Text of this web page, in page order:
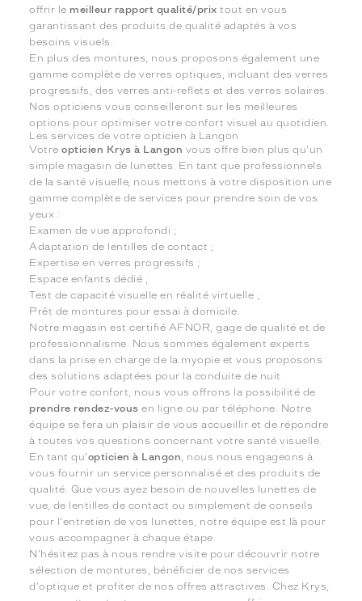
offrir le meilleur rapport qualité/prix tout en vous
garantissant des produits de qualité adaptés à vos
besoins visuels.
En plus des montures, nous proposons également une
gamme complète de verres optiques, incluant des verres
progressifs, des verres anti-reflets et des verres solaires.
Nos opticiens vous conseilleront sur les meilleures
options pour optimiser votre confort visuel au quotidien.
Les services de votre opticien à Langon
Votreopticien Krys à Langon vous offre bien plus qu'un
simple magasin de lunettes. En tant que professionnels
de la santé visuelle, nous mettons à votre disposition une
gamme complète de services pour prendre soin de vos
yeux :
Examen de vue approfondi ;
Adaptation de lentilles de contact ;
Expertise en verres progressifs ;
Espace enfants dédié ;
Test de capacité visuelle en réalité virtuelle ;
Prêt de montures pour essai à domicile.
Notre magasin est certifié AFNOR, gage de qualité et de
professionnalisme. Nous sommes également experts
dans la prise en charge de la myopie et vous proposons
des solutions adaptées pour la conduite de nuit.
Pour votre confort, nous vous offrons la possibilité de
prendre rendez-vous en ligne ou par téléphone. Notre
équipe se fera un plaisir de vous accueillir et de répondre
à toutes vos questions concernant votre santé visuelle.
En tant qu'opticien à Langon, nous nous engageons à
vous fournir un service personnalisé et des produits de
qualité. Que vous ayez besoin de nouvelles lunettes de
vue, de lentilles de contact ou simplement de conseils
pour l'entretien de vos lunettes, notre équipe est là pour
vous accompagner à chaque étape.
N'hésitez pas à nous rendre visite pour découvrir notre
sélection de montures, bénéficier de nos services
d'optique et profiter de nos offres attractives. Chez Krys,